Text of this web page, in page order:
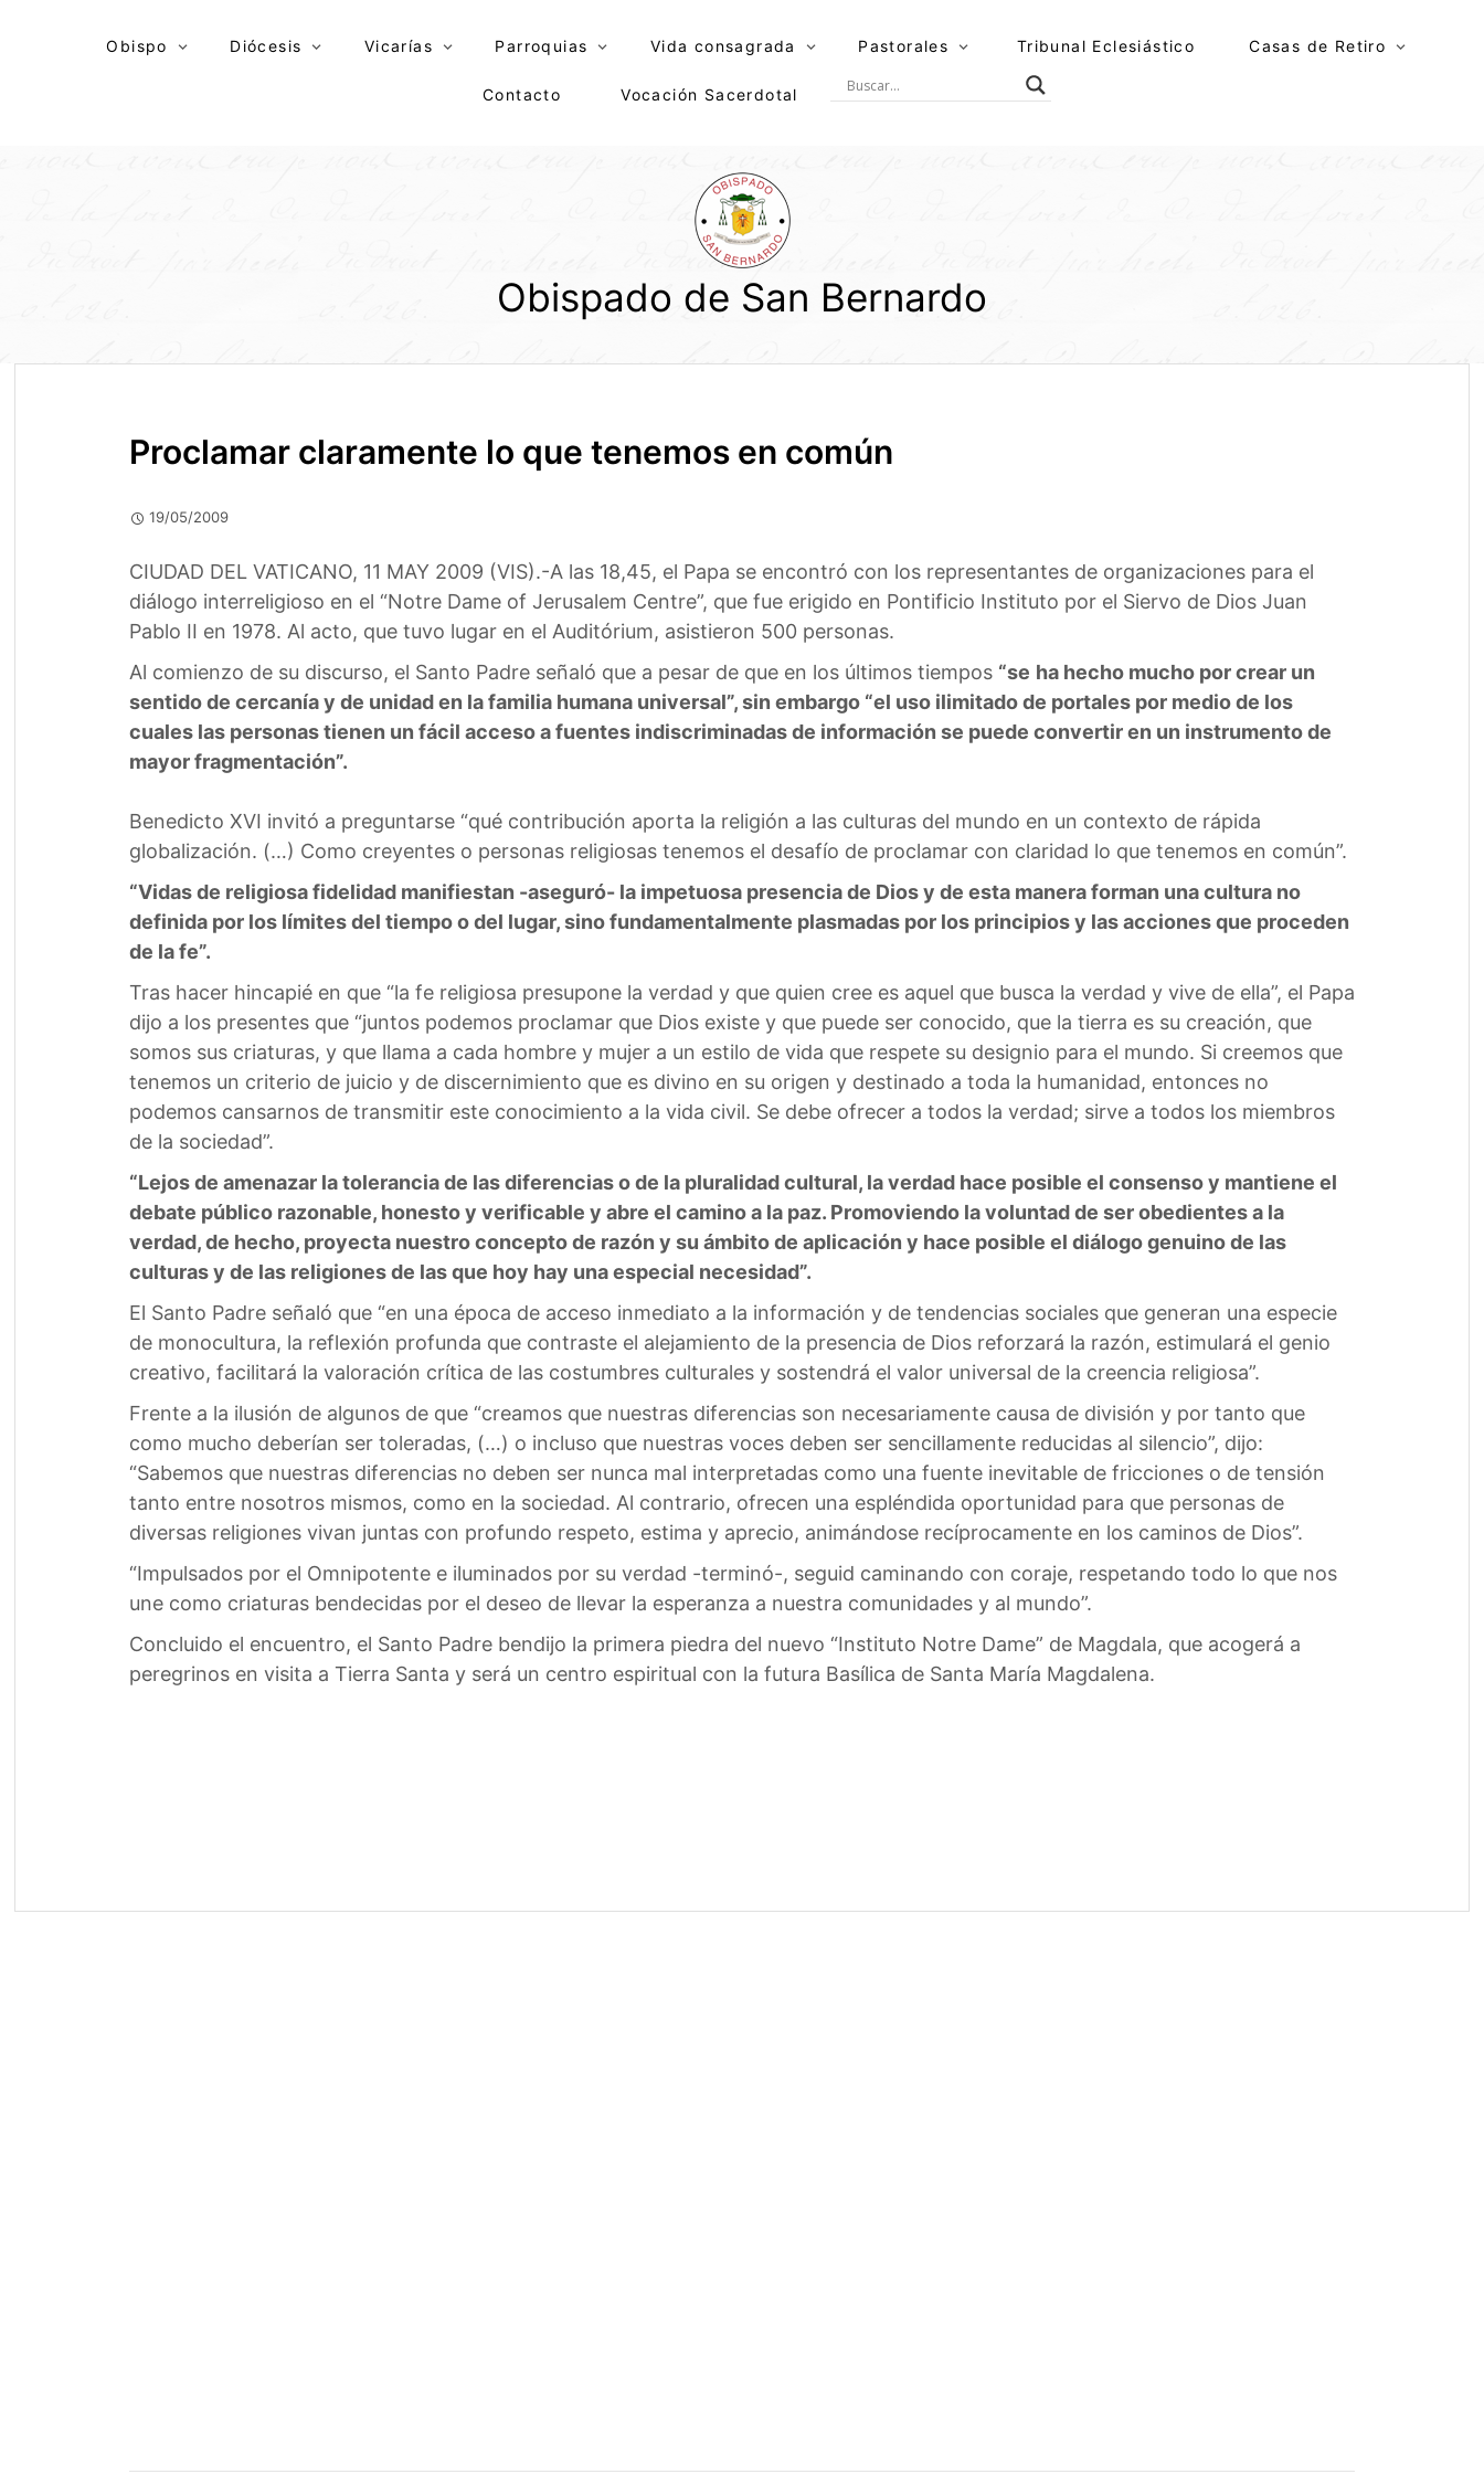
Obispo Diócesis Vicarías Parroquias Vida consagrada Pastorales Tribunal Eclesiástico Casas de Retiro
Contacto Vocación Sacerdotal
Obispado de San Bernardo
Proclamar claramente lo que tenemos en común
19/05/2009
CIUDAD DEL VATICANO, 11 MAY 2009 (VIS).-A las 18,45, el Papa se encontró con los representantes de organizaciones para el
diálogo interreligioso en el “Notre Dame of Jerusalem Centre”, que fue erigido en Pontificio Instituto por el Siervo de Dios Juan
Pablo II en 1978. Al acto, que tuvo lugar en el Auditórium, asistieron 500 personas.
Al comienzo de su discurso, el Santo Padre señaló que a pesar de que en los últimos tiempos “se ha hecho mucho por crear un
sentido de cercanía y de unidad en la familia humana universal”, sin embargo “el uso ilimitado de portales por medio de los
cuales las personas tienen un fácil acceso a fuentes indiscriminadas de información se puede convertir en un instrumento de
mayor fragmentación”.
Benedicto XVI invitó a preguntarse “qué contribución aporta la religión a las culturas del mundo en un contexto de rápida
globalización. (…) Como creyentes o personas religiosas tenemos el desafío de proclamar con claridad lo que tenemos en común”.
“Vidas de religiosa fidelidad manifiestan -aseguró- la impetuosa presencia de Dios y de esta manera forman una cultura no
definida por los límites del tiempo o del lugar, sino fundamentalmente plasmadas por los principios y las acciones que proceden
de la fe”.
Tras hacer hincapié en que “la fe religiosa presupone la verdad y que quien cree es aquel que busca la verdad y vive de ella”, el Papa
dijo a los presentes que “juntos podemos proclamar que Dios existe y que puede ser conocido, que la tierra es su creación, que
somos sus criaturas, y que llama a cada hombre y mujer a un estilo de vida que respete su designio para el mundo. Si creemos que
tenemos un criterio de juicio y de discernimiento que es divino en su origen y destinado a toda la humanidad, entonces no
podemos cansarnos de transmitir este conocimiento a la vida civil. Se debe ofrecer a todos la verdad; sirve a todos los miembros
de la sociedad”.
“Lejos de amenazar la tolerancia de las diferencias o de la pluralidad cultural, la verdad hace posible el consenso y mantiene el
debate público razonable, honesto y verificable y abre el camino a la paz. Promoviendo la voluntad de ser obedientes a la
verdad, de hecho, proyecta nuestro concepto de razón y su ámbito de aplicación y hace posible el diálogo genuino de las
culturas y de las religiones de las que hoy hay una especial necesidad”.
El Santo Padre señaló que “en una época de acceso inmediato a la información y de tendencias sociales que generan una especie
de monocultura, la reflexión profunda que contraste el alejamiento de la presencia de Dios reforzará la razón, estimulará el genio
creativo, facilitará la valoración crítica de las costumbres culturales y sostendrá el valor universal de la creencia religiosa”.
Frente a la ilusión de algunos de que “creamos que nuestras diferencias son necesariamente causa de división y por tanto que
como mucho deberían ser toleradas, (…) o incluso que nuestras voces deben ser sencillamente reducidas al silencio”, dijo:
“Sabemos que nuestras diferencias no deben ser nunca mal interpretadas como una fuente inevitable de fricciones o de tensión
tanto entre nosotros mismos, como en la sociedad. Al contrario, ofrecen una espléndida oportunidad para que personas de
diversas religiones vivan juntas con profundo respeto, estima y aprecio, animándose recíprocamente en los caminos de Dios”.
“Impulsados por el Omnipotente e iluminados por su verdad -terminó-, seguid caminando con coraje, respetando todo lo que nos
une como criaturas bendecidas por el deseo de llevar la esperanza a nuestra comunidades y al mundo”.
Concluido el encuentro, el Santo Padre bendijo la primera piedra del nuevo “Instituto Notre Dame” de Magdala, que acogerá a
peregrinos en visita a Tierra Santa y será un centro espiritual con la futura Basílica de Santa María Magdalena.